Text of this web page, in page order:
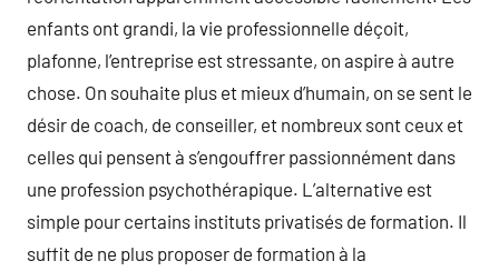
enfants ont grandi, la vie professionnelle déçoit,
plafonne, l’entreprise est stressante, on aspire à autre
chose. On souhaite plus et mieux d’humain, on se sent le
désir de coach, de conseiller, et nombreux sont ceux et
celles qui pensent à s’engouffrer passionnément dans
une profession psychothérapique. L’alternative est
simple pour certains instituts privatisés de formation. Il
suffit de ne plus proposer de formation à la